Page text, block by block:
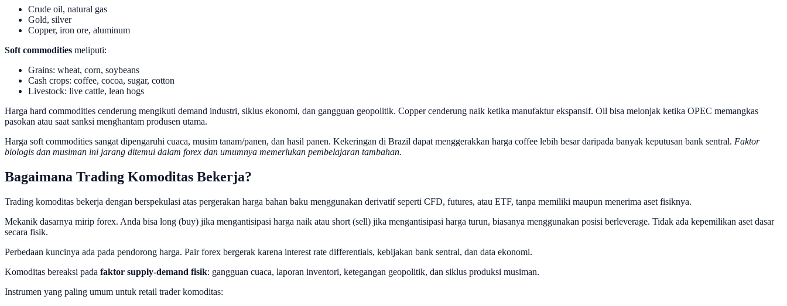
Crude oil, natural gas
Gold, silver
Copper, iron ore, aluminum
Soft commodities meliputi:
Grains: wheat, corn, soybeans
Cash crops: coffee, cocoa, sugar, cotton
Livestock: live cattle, lean hogs
Harga hard commodities cenderung mengikuti demand industri, siklus ekonomi, dan gangguan geopolitik. Copper cenderung naik ketika manufaktur ekspansif. Oil bisa melonjak ketika OPEC memangkas
pasokan atau saat sanksi menghantam produsen utama.
Harga soft commodities sangat dipengaruhi cuaca, musim tanam/panen, dan hasil panen. Kekeringan di Brazil dapat menggerakkan harga coffee lebih besar daripada banyak keputusan bank sentral. Faktor
biologis dan musiman ini jarang ditemui dalam forex dan umumnya memerlukan pembelajaran tambahan.
Bagaimana Trading Komoditas Bekerja?
Trading komoditas bekerja dengan berspekulasi atas pergerakan harga bahan baku menggunakan derivatif seperti CFD, futures, atau ETF, tanpa memiliki maupun menerima aset fisiknya.
Mekanik dasarnya mirip forex. Anda bisa long (buy) jika mengantisipasi harga naik atau short (sell) jika mengantisipasi harga turun, biasanya menggunakan posisi berleverage. Tidak ada kepemilikan aset dasar
secara fisik.
Perbedaan kuncinya ada pada pendorong harga. Pair forex bergerak karena interest rate differentials, kebijakan bank sentral, dan data ekonomi.
Komoditas bereaksi pada faktor supply-demand fisik: gangguan cuaca, laporan inventori, ketegangan geopolitik, dan siklus produksi musiman.
Instrumen yang paling umum untuk retail trader komoditas: